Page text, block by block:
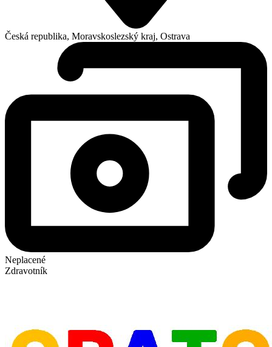
Česká republika, Moravskoslezský kraj, Ostrava
Neplacené
Zdravotník